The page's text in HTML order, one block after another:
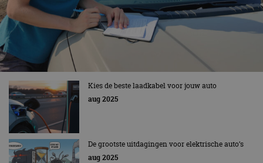
Kies de beste laadkabel voor jouw auto
aug 2025
De grootste uitdagingen voor elektrische auto’s
aug 2025